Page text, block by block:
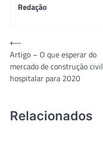
Redação
Navegação
de
Post
⟵
Artigo – O que esperar do
mercado de construção civil
hospitalar para 2020
Relacionados